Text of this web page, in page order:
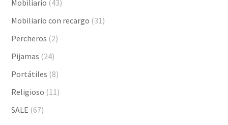
Mobiliario (43)
Mobiliario con recargo (31)
Percheros (2)
Pijamas (24)
Portátiles (8)
Religioso (11)
SALE (67)